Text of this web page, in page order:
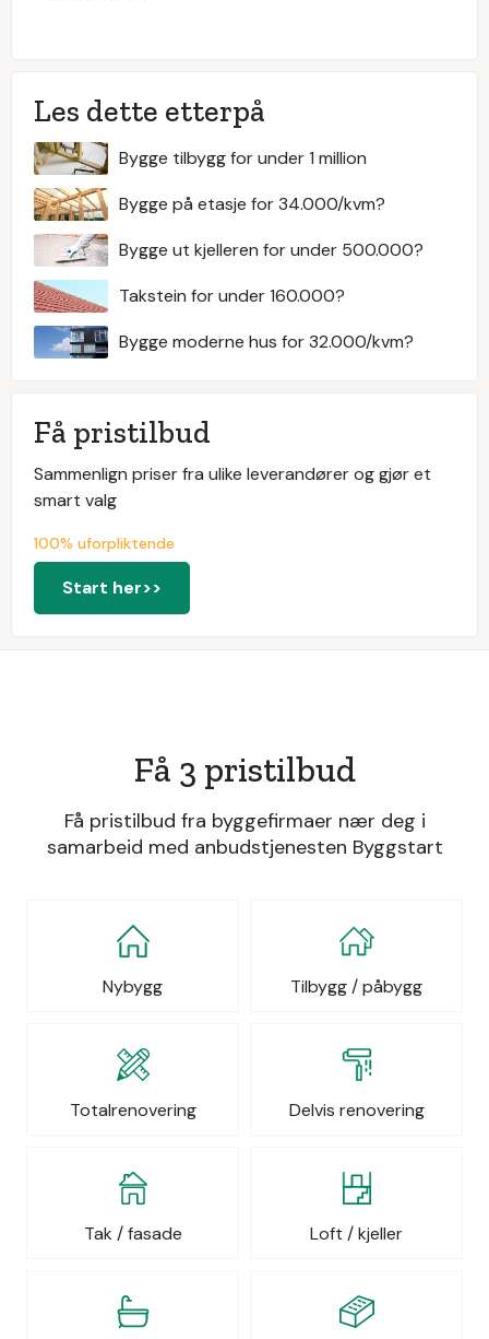
Les dette etterpå
Bygge tilbygg for under 1 million
Bygge på etasje for 34.000/kvm?
Bygge ut kjelleren for under 500.000?
Takstein for under 160.000?
Bygge moderne hus for 32.000/kvm?
Få pristilbud
Sammenlign priser fra ulike leverandører og gjør et
smart valg
100% uforpliktende
Start her>>
Få 3 pristilbud
Få pristilbud fra byggefirmaer nær deg i
samarbeid med anbudstjenesten Byggstart
Nybygg Tilbygg / påbygg
Totalrenovering Delvis renovering
Tak / fasade Loft / kjeller